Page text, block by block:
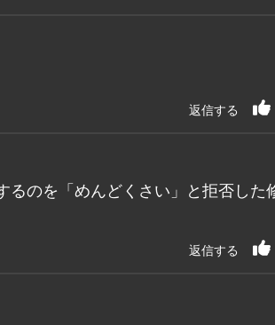
返信する
のを「めんどくさい」と拒否した
返信する